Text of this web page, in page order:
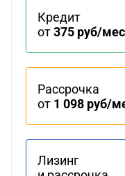
Кредит
от375 руб/мес
Рассрочка
от 1 098 руб/
Лизинг